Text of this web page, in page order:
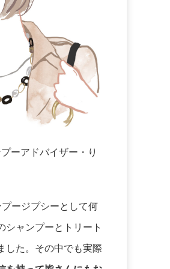
ーアドバイザー・り
ージプシーとして何
シャンプーとトリート
した。その中でも実際